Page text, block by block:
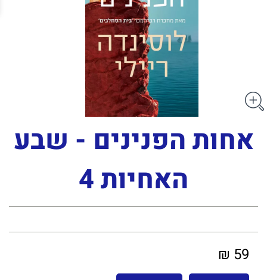
אחות הפנינים - שבע
האחיות 4
59 ₪